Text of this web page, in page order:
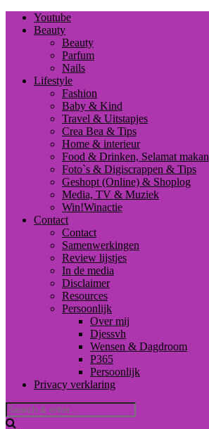
Youtube
Beauty
Beauty
Parfum
Nails
Lifestyle
Fashion
Baby & Kind
Travel & Uitstapjes
Crea Bea & Tips
Home & interieur
Food & Drinken, Selamat makan
Foto`s & Digiscrappen & Tips
Geshopt (Online) & Shoplog
Media, TV & Muziek
Win!Winactie
Contact
Contact
Samenwerkingen
Review lijstjes
In de media
Disclaimer
Resources
Persoonlijk
Over mij
Djessvh
Wensen & Dagdroom
P365
Persoonlijk
Privacy verklaring